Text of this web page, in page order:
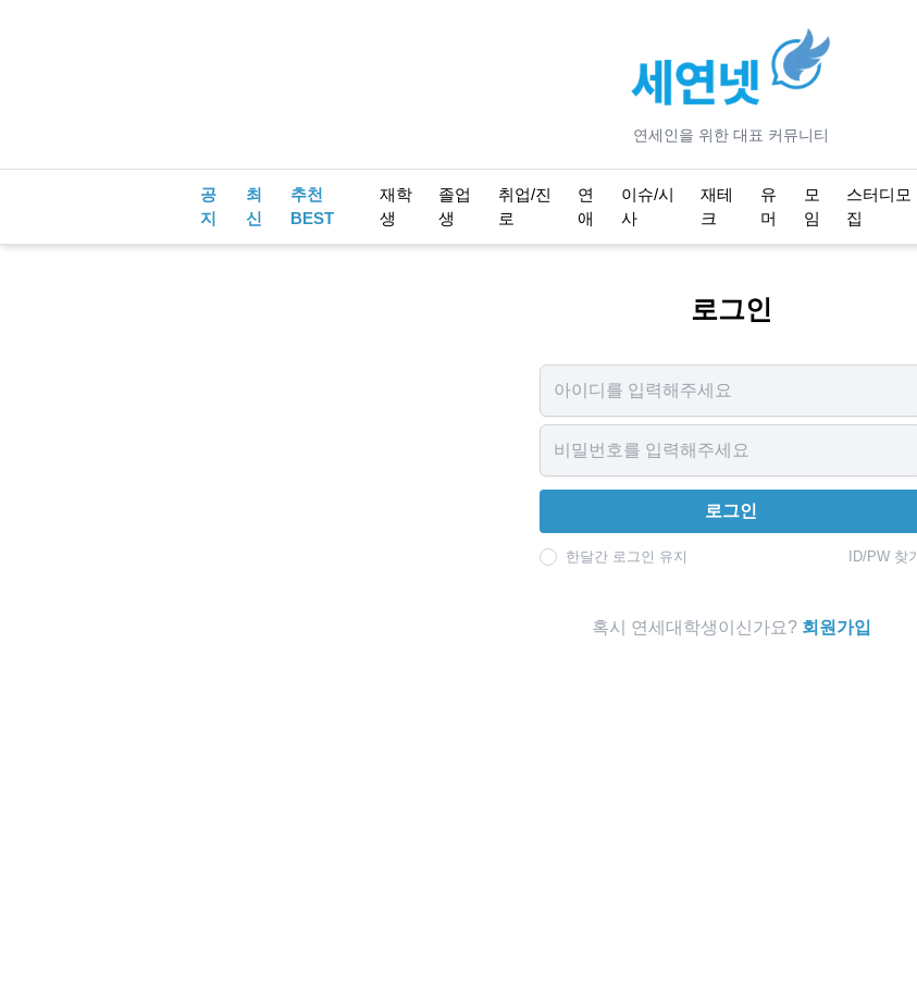
연세인을 위한 대표 커뮤니티
공
지
최
신
추천
BEST
재학
생
졸업
생
취업/진
로
연
애
이슈/시
사
재테
크
유
머
모
임
스터디모
집
로그인
로그인
한달간 로그인 유지 ID/PW 찾기
혹시 연세대학생이신가요? 회원가입